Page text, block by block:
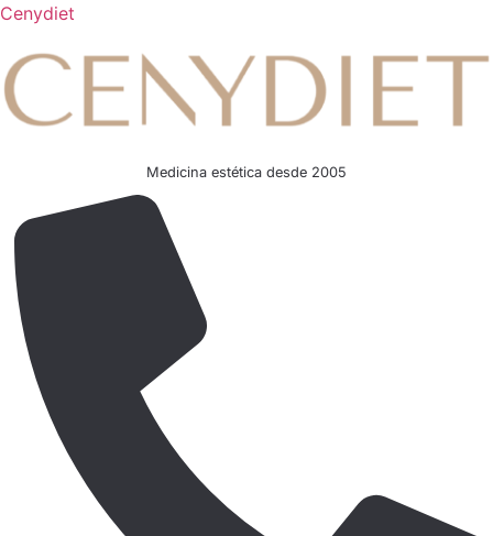
Cenydiet
Medicina estética desde 2005